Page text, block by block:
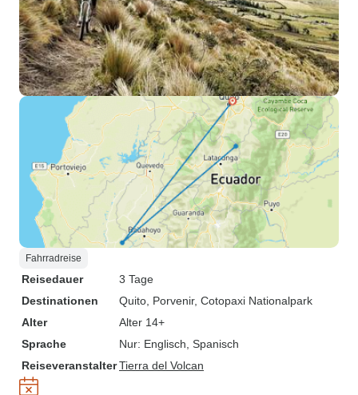
Fahrradreise
Reisedauer
3 Tage
Destinationen
Quito , Porvenir, Cotopaxi Nationalpark
Alter
Alter 14+
Sprache
Nur: Englisch, Spanisch
ReiseveranstalterTierra del Volcan